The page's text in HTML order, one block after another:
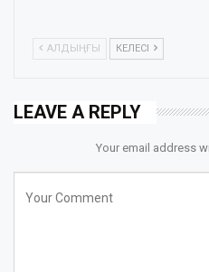
АЛДЫҢҒЫ КЕЛЕСІ
LEAVE A REPLY
Your email address